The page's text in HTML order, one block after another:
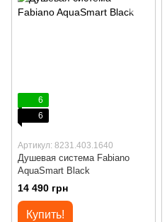
6
6
Артикул: 8231.403.1640
Душевая система Fabiano
AquaSmart Black
14 490 грн
Купить!